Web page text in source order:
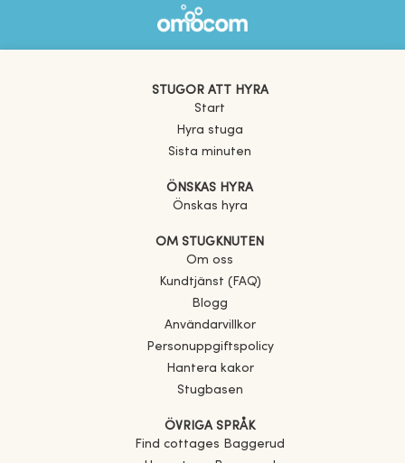
STUGOR ATT HYRA
Start
Hyra stuga
Sista minuten
ÖNSKAS HYRA
Önskas hyra
OM STUGKNUTEN
Om oss
Kundtjänst (FAQ)
Blogg
Användarvillkor
Personuppgiftspolicy
Hantera kakor
Stugbasen
ÖVRIGA SPRÅK
Find cottages
Baggerud